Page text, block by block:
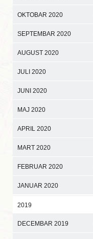
OKTOBAR 2020
SEPTEMBAR 2020
AUGUST 2020
JULI 2020
JUNI 2020
MAJ 2020
APRIL 2020
MART 2020
FEBRUAR 2020
JANUAR 2020
2019
DECEMBAR 2019